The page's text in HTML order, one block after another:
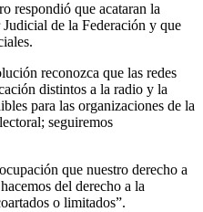
respondió que acataran la
de la Federación y que
reconozca que las redes
distintos a la radio y la
para las organizaciones de la
seguiremos
que nuestro derecho a
del derecho a la
o limitados”.